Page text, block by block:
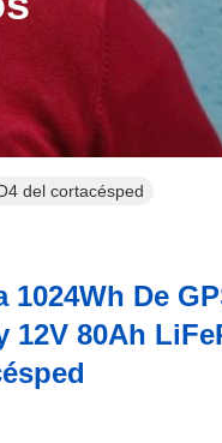
del cortacésped
1024Wh De
12V 80Ah